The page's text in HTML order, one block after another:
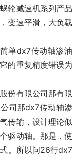
轮减速机系列产品
变速平滑，大负载
单dx7传动轴渗油
的重复精度错误为
份有限公司那有限
司那dx7传动轴渗
传输，设计理论似
驱动轴。那是，使
。所以问26行dx7